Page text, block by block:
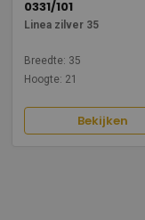
0331/101
Linea zilver 35
Breedte: 35
Hoogte: 21
Bekijken